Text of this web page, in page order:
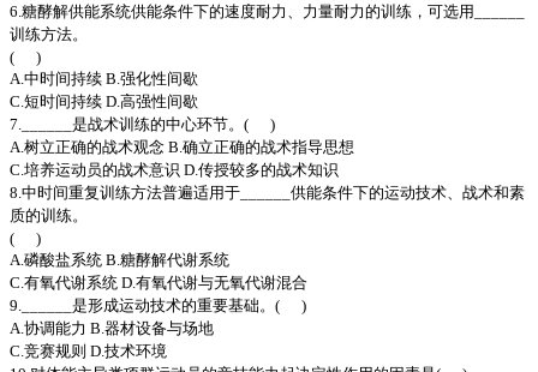
6.糖酵解供能系统供能条件下的速度耐力、力量耐力的训练，可选用______
训练方法。
( )
A.中时间持续 B.强化性间歇
C.短时间持续 D.高强性间歇
7.______是战术训练的中心环节。( )
A.树立正确的战术观念 B.确立正确的战术指导思想
C.培养运动员的战术意识 D.传授较多的战术知识
8.中时间重复训练方法普遍适用于______供能条件下的运动技术、战术和素
质的训练。
( )
A.磷酸盐系统 B.糖酵解代谢系统
C.有氧代谢系统 D.有氧代谢与无氧代谢混合
9.______是形成运动技术的重要基础。( )
A.协调能力 B.器材设备与场地
C.竞赛规则 D.技术环境